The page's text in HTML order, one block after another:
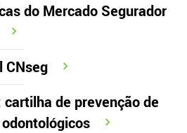
do Mercado Segurador
CNseg
de prevenção de